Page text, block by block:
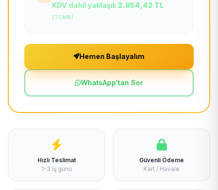
KDV dahil yaklaşık 2.854,42 TL
(TCMB)
Hemen Başlayalım
WhatsApp'tan Sor
Hızlı Teslimat
1-3 iş günü
Güvenli Ödeme
Kart / Havale